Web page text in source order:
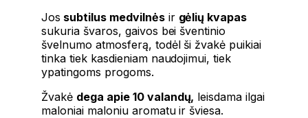
Jos subtilus medvilnėsir gėlių kvapas
sukuria švaros, gaivos bei šventinio
švelnumo atmosferą, todėl ši žvakė puikiai
tinka tiek kasdieniam naudojimui, tiek
ypatingoms progoms.
Žvakė dega apie 10 valandų, leisdama ilgai
maloniai maloniu aromatu ir šviesa.